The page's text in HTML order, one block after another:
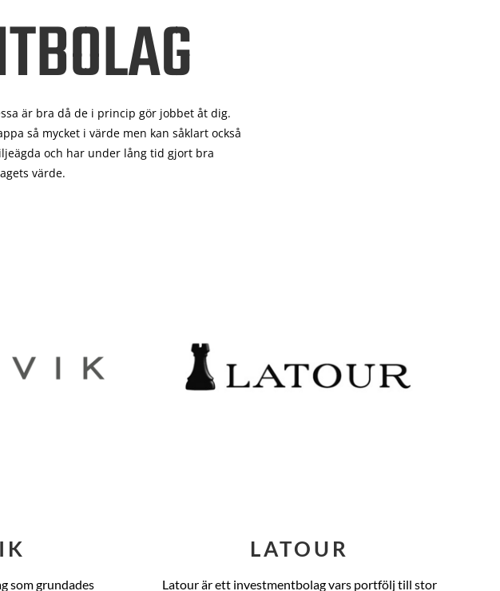
är bra då de i princip gör jobbet åt dig.
så mycket i värde men kan såklart också
och har under lång tid gjort bra
värde.
som grundades
LATOUR
Latour är ett investmentbolag vars portfölj till stor